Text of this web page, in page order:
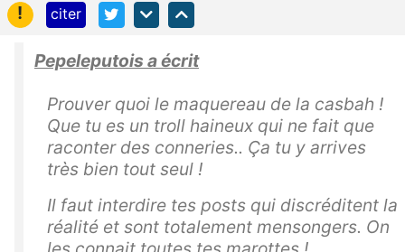
!
citer
Pepeleputois a écrit
Prouver quoi le maquereau de la casbah !
Que tu es un troll haineux qui ne fait que
raconter des conneries.. Ça tu y arrives
très bien tout seul !
Il faut interdire tes posts qui discréditent la
réalité et sont totalement mensongers. On